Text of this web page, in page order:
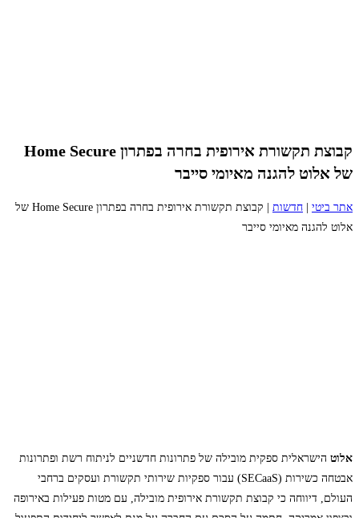
קבוצת תקשורת אירופית בחרה בפתרון Home Secure
של אלוט להגנה מאיומי סייבר
אתר ביטי חדשות
קבוצת תקשורת אירופית בחרה בפתרון Home Secure של
אלוט להגנה מאיומי סייבר
אלוט הישראלית ספקית מובילה של פתרונות חדשניים לניתוח רשת ופתרונות
אבטחה כשירות (SECaaS) עבור ספקיות שירותי תקשורת ועסקים ברחבי
העולם, דיווחה כי קבוצת תקשורת אירופית מובילה, עם מטות פעילות באירופה